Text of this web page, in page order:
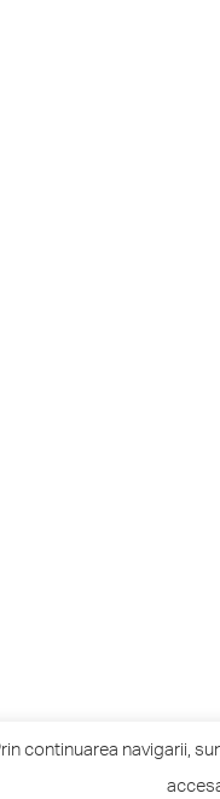
continuarea navigarii,